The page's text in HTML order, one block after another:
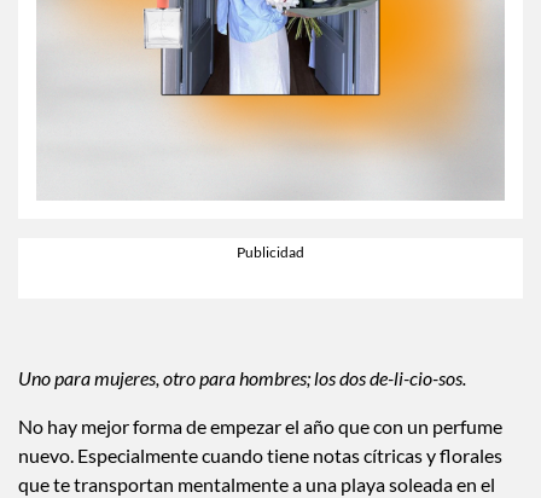
No hay mejor forma de empezar el año que con un perfume
nuevo. Especialmente cuando tiene notas cítricas y florales